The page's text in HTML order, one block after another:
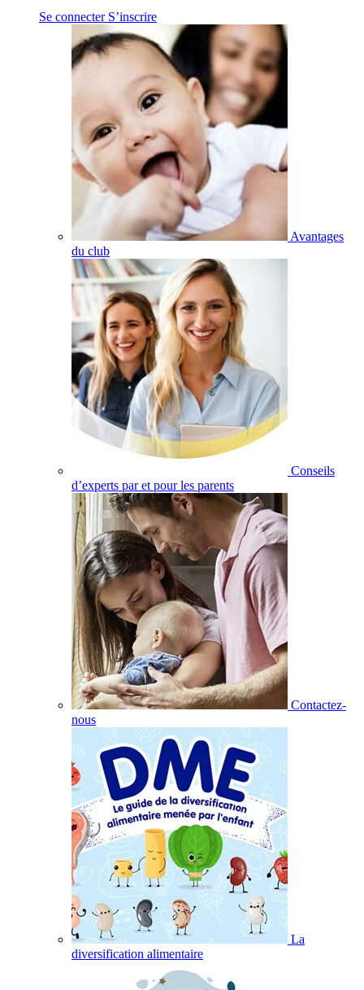
Se connecter S’inscrire
Avantages
du club
Conseils
d’experts par et pour les parents
Contactez-
nous
La
diversification alimentaire